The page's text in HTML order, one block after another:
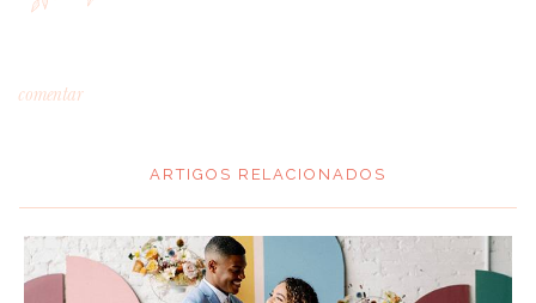
comentar
ARTIGOS RELACIONADOS